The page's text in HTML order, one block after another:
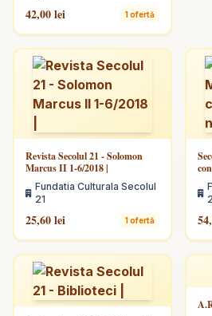
42,00 lei 1 ofertă
Revista Secolul 21 - Solomon
Marcus II 1-6/2018 |
Fundatia Culturala Secolul
21
25,60 lei 1 ofertă